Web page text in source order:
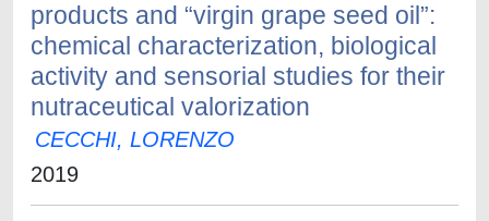
products and “virgin grape seed oil”:
chemical characterization, biological
activity and sensorial studies for their
nutraceutical valorization
CECCHI, LORENZO
2019